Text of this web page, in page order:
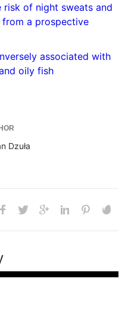
of night sweats and
a prospective
associated with
oily fish
Dzuła